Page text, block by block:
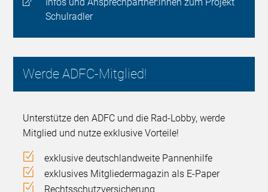
Schulradler
Werde ADFC-Mitglied!
Unterstütze den ADFC und die Rad-Lobby, werde
Mitglied und nutze exklusive Vorteile!
exklusive deutschlandweite Pannenhilfe
exklusives Mitgliedermagazin als E-Paper
Rechtsschutzversicherung